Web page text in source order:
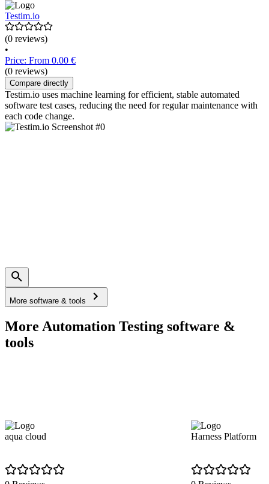
Testim.io
(0 reviews)
•
Price: From 0.00 €
(0 reviews)
Compare directly
Testim.io uses machine learning for efficient, stable automated
software test cases, reducing the need for regular maintenance with
each code change.
More software & tools
More Automation Testing software &
tools
aqua cloud Harness Platform